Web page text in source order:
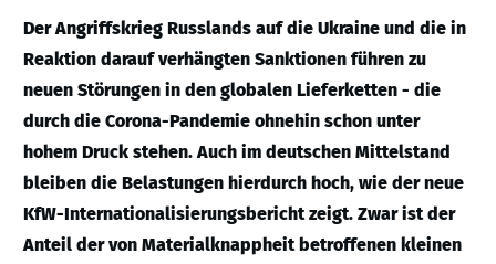
Der Angriffskrieg Russlands auf die Ukraine und die in
Reaktion darauf verhängten Sanktionen führen zu
neuen Störungen in den globalen Lieferketten - die
durch die Corona-Pandemie ohnehin schon unter
hohem Druck stehen. Auch im deutschen Mittelstand
bleiben die Belastungen hierdurch hoch, wie der neue
KfW-Internationalisierungsbericht zeigt. Zwar ist der
Anteil der von Materialknappheit betroffenen kleinen